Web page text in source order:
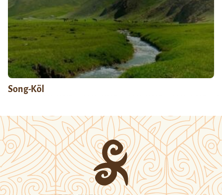
Song-Köl